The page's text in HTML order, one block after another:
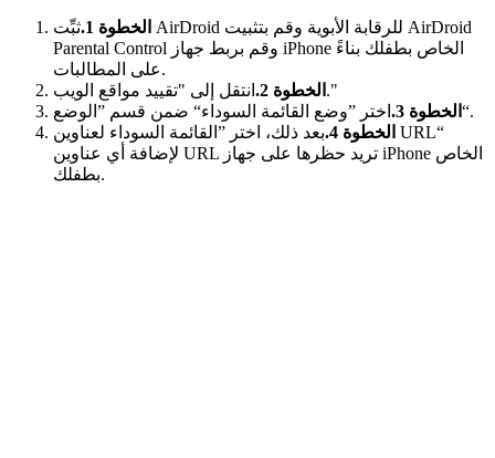
الخطوة 1.
ثبِّت AirDroid للرقابة الأبوية وقم بتثبيت AirDroid
Parental Control وقم بربط جهاز iPhone الخاص بطفلك بناءً
على المطالبات.
الخطوة 2. انتقل إلى "تقييد مواقع الويب."
الخطوة 3. اختر ”وضع القائمة السوداء“ ضمن قسم ”الوضع“.
الخطوة 4.
بعد ذلك، اختر ”القائمة السوداء لعناوين URL“
لإضافة أي عناوين URL تريد حظرها على جهاز iPhone الخاص
بطفلك.